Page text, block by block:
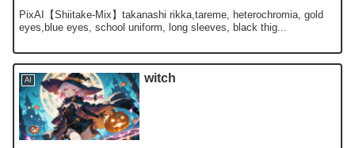
PixAI【Shiitake-Mix】takanashi rikka,tareme, heterochromia, gold
eyes,blue eyes, school uniform, long sleeves, black thig...
AI witch